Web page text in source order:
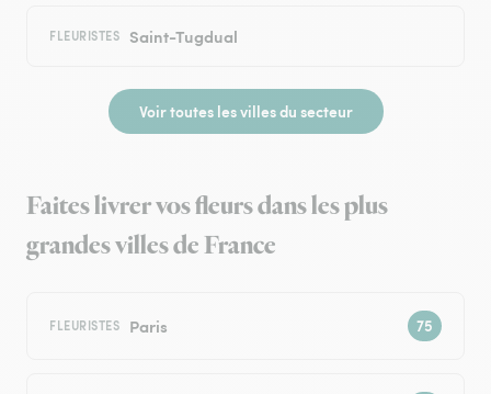
FLEURISTES Saint-Tugdual
Voir toutes les villes du secteur
Faites livrer vos fleurs dans les plus
grandes villes de France
FLEURISTES Paris